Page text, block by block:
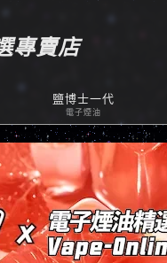
專賣店
鹽博士一代
電子煙油